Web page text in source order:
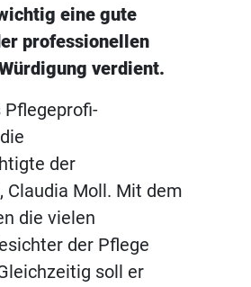
eine gute
professionellen
verdient.
Pflegeprofi-
der
Claudia Moll. Mit dem
die vielen
der Pflege
soll er